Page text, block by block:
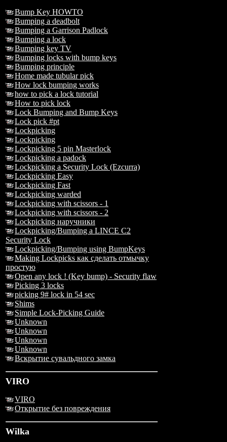
Bump Key HOWTO
Bumping a deadbolt
Bumping a Garrison Padlock
Bumping a lock
Bumping key TV
Bumping locks with bump keys
Bumping principle
Home made tubular pick
How lock bumping works
how to pick a lock tutorial
How to pick lock
Lock Bumping and Bump Keys
Lock pick #pt
Lockpicking
Lockpicking
Lockpicking 5 pin Masterlock
Lockpicking a padock
Lockpicking a Security Lock (Ezcurra)
Lockpicking Easy
Lockpicking Fast
Lockpicking warded
Lockpicking with scissors - 1
Lockpicking with scissors - 2
Lockpicking наручники
Lockpicking/Bumping a LINCE C2
Security Lock
Lockpicking/Bumping using BumpKeys
Making Lockpicks как сделать отмычку
простую
Open any lock ! (Key bump) - Security flaw
Picking 3 locks
picking 9# lock in 54 sec
Shims
Simple Lock-Picking Guide
Unknown
Unknown
Unknown
Unknown
Вскрытие сувальдного замка
VIRO
VIRO
Открытие без повреждения
Wilka